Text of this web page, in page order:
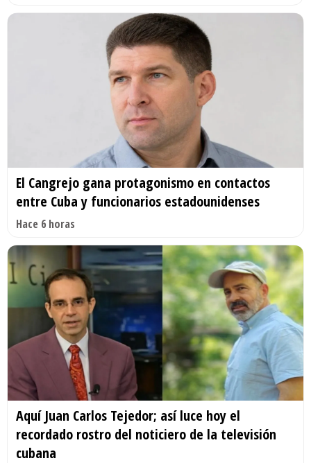
El Cangrejo gana protagonismo en contactos
entre Cuba y funcionarios estadounidenses
Hace 6 horas
Aquí Juan Carlos Tejedor; así luce hoy el
recordado rostro del noticiero de la televisión
cubana